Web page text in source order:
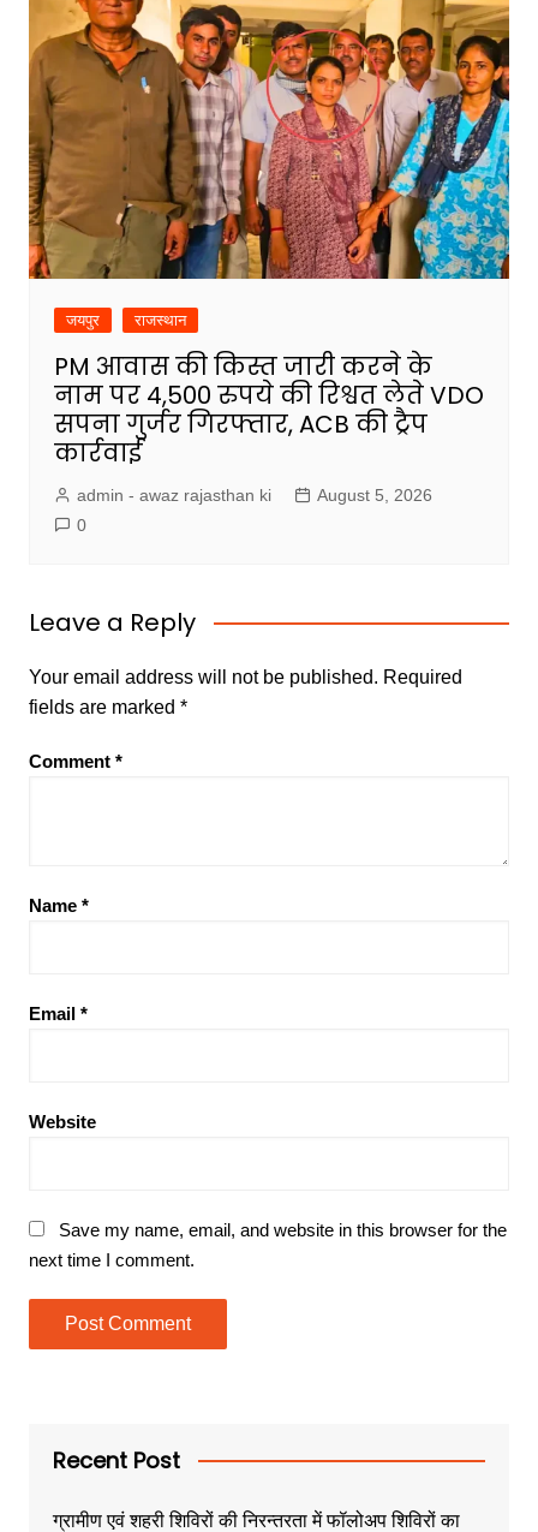
जयपुर राजस्थान
PM आवास की किस्त जारी करने के
नाम पर 4,500 रुपये की रिश्वत लेते VDO
सपना गुर्जर गिरफ्तार, ACB की ट्रैप
कार्रवाई
admin - awaz rajasthan ki
August 5, 2026
0
Leave a Reply
Your email address will not be published. Required
fields are marked *
Comment *
Name *
Email *
Website
Save my name, email, and website in this browser for the
next time I comment.
Recent Post
ग्रामीण एवं शहरी शिविरों की निरन्तरता में फॉलोअप शिविरों का